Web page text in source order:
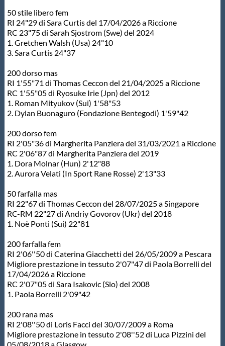
50 stile libero fem
RI 24"29 di Sara Curtis del 17/04/2026 a Riccione
RC 23"75 di Sarah Sjostrom (Swe) del 2024
1. Gretchen Walsh (Usa) 24"10
3. Sara Curtis 24"37
200 dorso mas
RI 1'55"71 di Thomas Ceccon del 21/04/2025 a Riccione
RC 1'55"05 di Ryosuke Irie (Jpn) del 2012
1. Roman Mityukov (Sui) 1'58"53
2. Dylan Buonaguro (Fondazione Bentegodi) 1'59"42
200 dorso fem
RI 2'05"36 di Margherita Panziera del 31/03/2021 a Riccione
RC 2'06"87 di Margherita Panziera del 2019
1. Dora Molnar (Hun) 2'12"88
2. Aurora Velati (In Sport Rane Rosse) 2'13"33
50 farfalla mas
RI 22"67 di Thomas Ceccon del 28/07/2025 a Singapore
RC-RM 22"27 di Andriy Govorov (Ukr) del 2018
1. Noè Ponti (Sui) 22"81
200 farfalla fem
RI 2'06''50 di Caterina Giacchetti del 26/05/2009 a Pescara
Migliore prestazione in tessuto 2'07"47 di Paola Borrelli del
17/04/2026 a Riccione
RC 2'07"05 di Sara Isakovic (Slo) del 2008
1. Paola Borrelli 2'09"42
200 rana mas
RI 2'08''50 di Loris Facci del 30/07/2009 a Roma
Migliore prestazione in tessuto 2'08''52 di Luca Pizzini del